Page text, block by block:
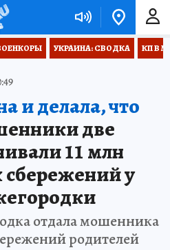
УКРАИНА: СВОДКА КП В
и делала, что
две
11 млн
сбережений у
отдала мошенника
родителей